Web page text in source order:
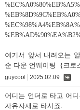
여기서 앞서 내려오는
순 다운 언웨이팅 {크로
guycool 2025.02.09
어디는 언더로 타고 어
자유자재로 타시죠.